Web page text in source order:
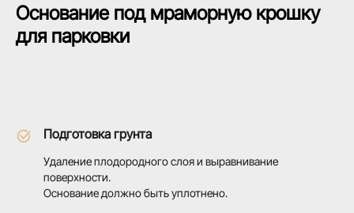
Основание под мраморную крошку
для парковки
Подготовка грунта
Удаление плодородного слоя и выравнивание
поверхности.
Основание должно быть уплотнено.